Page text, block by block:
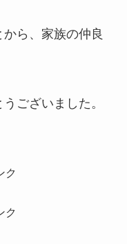
ら、家族の仲良
ございました。
ク
ク